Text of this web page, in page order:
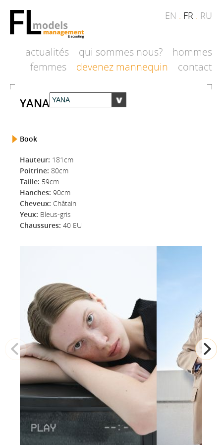
EN . FR . RU
actualités qui sommes nous?
hommes
femmes
devenez mannequin contact
YANA
Book
Hauteur: 181cm
Poitrine: 80cm
Taille: 59cm
Hanches: 90cm
Cheveux: Châtain
Yeux: Bleus-gris
Chaussures: 40 EU